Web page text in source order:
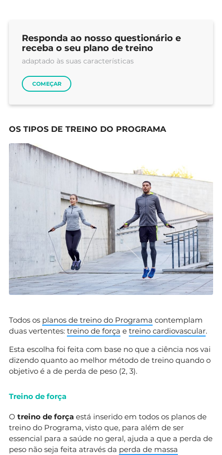
Responda ao nosso questionário e
receba o seu plano de treino
adaptado às suas características
COMEÇAR
OS TIPOS DE TREINO DO PROGRAMA
Todos os planos de treino do Programa contemplam
duas vertentes: treino de força e treino cardiovascular.
Esta escolha foi feita com base no que a ciência nos vai
dizendo quanto ao melhor método de treino quando o
objetivo é a de perda de peso (2, 3).
Treino de força
O treino de força está inserido em todos os planos de
treino do Programa, visto que, para além de ser
essencial para a saúde no geral, ajuda a que a perda de
peso não seja feita através da perda de massa